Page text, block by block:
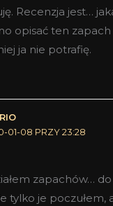
Recenzja jest…
opisać ten
ja nie potrafię.
01-08 PRZY 23:28
zapachów… do
tylko je poczułem,